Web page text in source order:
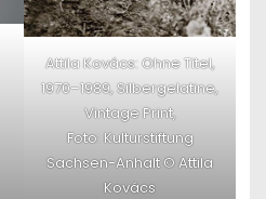
Attila Kovács: Ohne Titel,
1970–1989, Silbergelatine,
Vintage Print,
Foto: Kulturstiftung
Sachsen-Anhalt © Attila
Kovács